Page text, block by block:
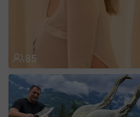
85
sentinelEnd